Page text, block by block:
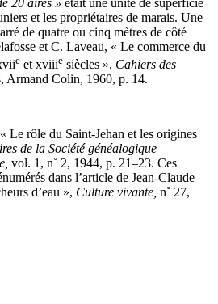
et les propriétaires de marais. Une
de quatre ou cinq mètres de côté
et C. Laveau, « Le commerce du
e et xviiie siècles », Cahiers des
Armand Colin, 1960, p. 14.
Le rôle du Saint-Jehan et les origines
de la Société généalogique
vol. 1, n˚ 2, 1944, p. 21–23. Ces
dans l’article de Jean-Claude
d’eau », Culture vivante, n˚ 27,